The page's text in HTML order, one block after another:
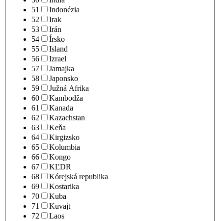
51
Indonézia
52
Irak
53
Irán
54
Írsko
55
Island
56
Izrael
57
Jamajka
58
Japonsko
59
Južná Afrika
60
Kambodža
61
Kanada
62
Kazachstan
63
Keňa
64
Kirgizsko
65
Kolumbia
66
Kongo
67
KĽDR
68
Kórejská republika
69
Kostarika
70
Kuba
71
Kuvajt
72
Laos